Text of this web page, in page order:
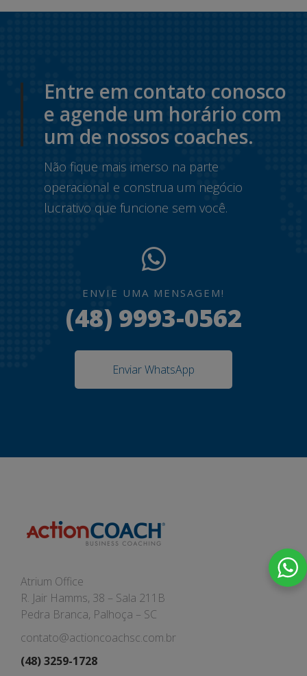
Entre em contato conosco
e agende um horário com
um de nossos coaches.
Não fique mais imerso na parte
operacional e construa um negócio
lucrativo que funcione sem você.
ENVIE UMA MENSAGEM!
(48) 9993-0562
Enviar WhatsApp
Atrium Office
R. Jair Hamms, 38 – Sala 211B
Pedra Branca, Palhoça – SC
contato@actioncoachsc.com.br
(48) 3259-1728